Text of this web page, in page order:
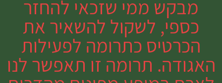
מבקש ממי שזכאי להחזר
כספי, לשקול להשאיר את
הכרטיס כתרומה לפעילות
האגודה. תרומה זו תאפשר לנו